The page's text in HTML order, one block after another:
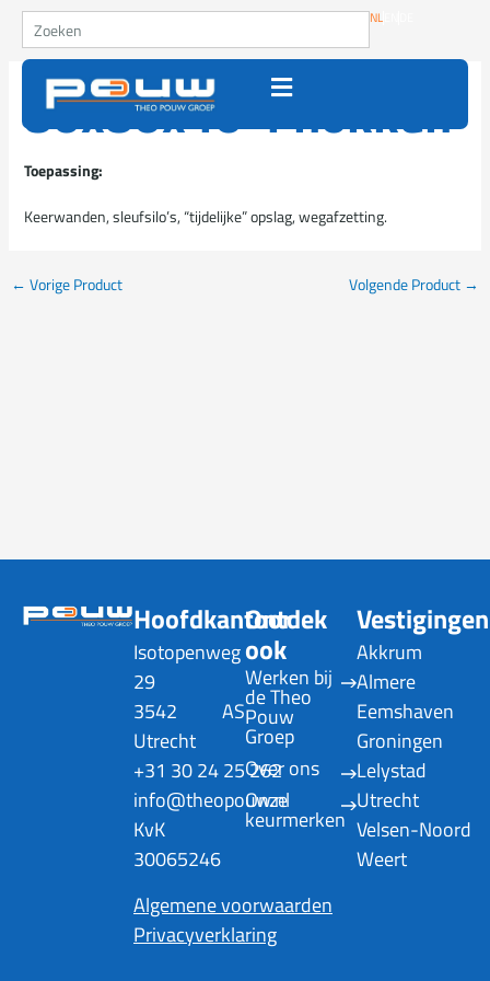
Ga naar de inhoud
Zoeken NL
80x80x40 4 nokken
Toepassing:
Keerwanden, sleufsilo’s, “tijdelijke” opslag, wegafzetting.
← Vorige Product Volgende Product →
Hoofdkantoor
Isotopenweg
29
3542 AS
Utrecht
+31 30 24 25 262
info@theopouw.nl
KvK
30065246
Algemene voorwaarden
Privacyverklaring
Ontdek
ook
Werken bij
de Theo
Pouw
Groep
Over ons
Onze
keurmerken
Vestigingen
Akkrum
Almere
Eemshaven
Groningen
Lelystad
Utrecht
Velsen-Noord
Weert